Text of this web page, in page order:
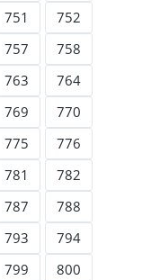
751
752
757
758
763
764
769
770
775
776
781
782
787
788
793
794
799
800